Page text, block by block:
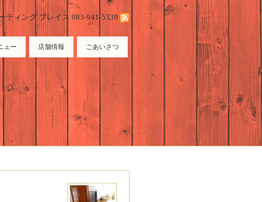
ィング プレイス 083-941-5339
ュー 店舗情報 ごあいさつ